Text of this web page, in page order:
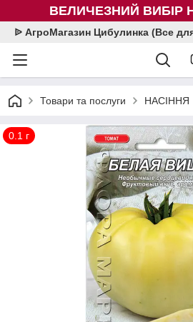
ВЕЛИЧЕЗНИЙ
ᐉ АгроМагазин Цибулинка (Все
Товари та послуги НАСІННЯ
0.1 г